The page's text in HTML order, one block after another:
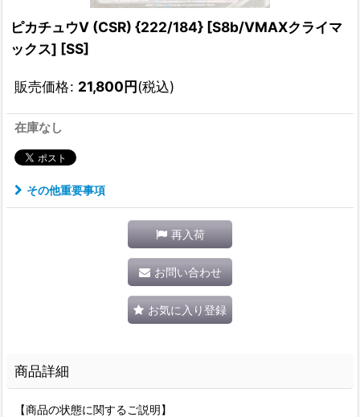
ピカチュウV (CSR) {222/184} [S8b/VMAXクライマ
ックス] [SS]
販売価格: 21,800円(税込)
在庫なし
その他重要事項
再入荷
お問い合わせ
お気に入り登録
商品詳細
【商品の状態に関するご説明】